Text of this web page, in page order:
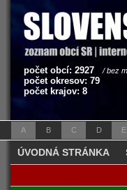
počet obcí: 2927 / bez
počet okresov: 79
počet krajov: 8
A B C D E
ÚVODNÁ STRÁNKA